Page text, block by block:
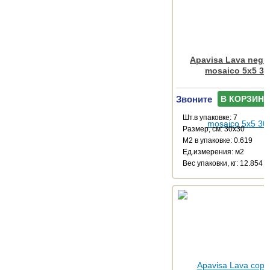
Apavisa Lava
mosaico 5x5
Звоните В КОРЗИНУ
Шт.в упаковке: 7
Размер, см: 30x30
М2 в упаковке: 0.619
Ед.измерения: м2
Веc упаковки, кг: 12.854